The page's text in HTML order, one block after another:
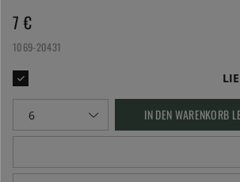
7 €
1069-20431
IN DEN WARENKORB